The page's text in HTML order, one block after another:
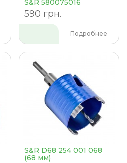
S&R 580075016
590 грн.
Подробнее
S&R D68 254 001 068
(68 мм)